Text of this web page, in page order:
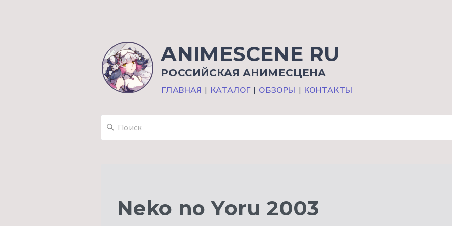
ANIMESCENE RU
РОССИЙСКАЯ АНИМЕСЦЕНА
ГЛАВНАЯ | КАТАЛОГ | ОБЗОРЫ | КОНТАКТЫ
Neko no Yoru 2003